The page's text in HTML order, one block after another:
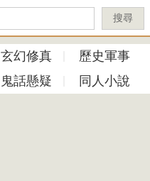
搜尋
玄幻修真
歷史軍事
鬼話懸疑 同人小說